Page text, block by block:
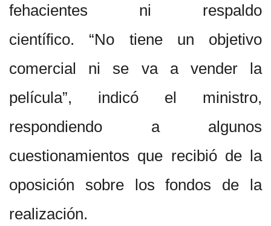
fehacientes ni respaldo
científico. “No tiene un objetivo
comercial ni se va a vender la
película”, indicó el ministro,
respondiendo a algunos
cuestionamientos que recibió de la
oposición sobre los fondos de la
realización.